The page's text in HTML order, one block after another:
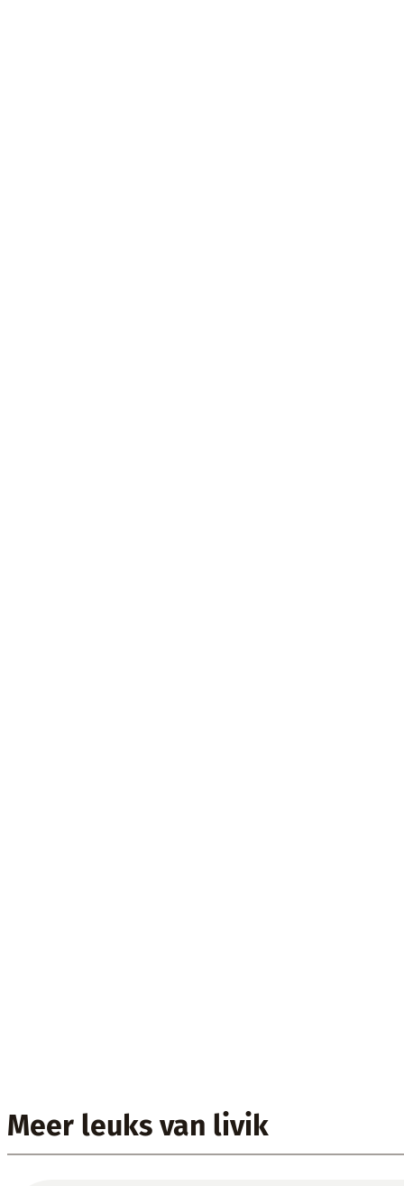
Meer leuks van livik